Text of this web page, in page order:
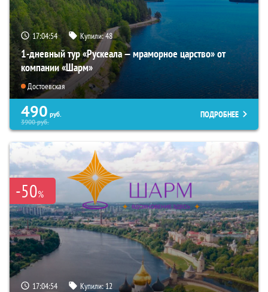
17:04:53 Купили:48
1-дневный тур «Рускеала — мраморное царство» от
компании «Шарм»
Достоевская
490 руб.
3900руб.
ПОДРОБНЕЕ
-50%
17:04:53 Купили:12